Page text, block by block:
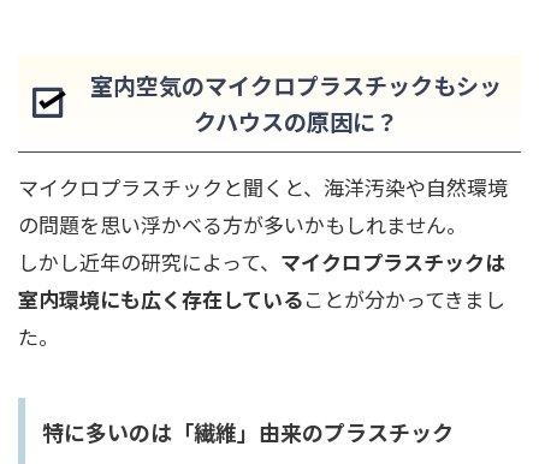
室内空気のマイクロプラスチックもシッ
クハウスの原因に？
マイクロプラスチックと聞くと、海洋汚染や自然環境
の問題を思い浮かべる方が多いかもしれません。
しかし近年の研究によって、 マイクロプラスチックは
室内環境にも広く存在していることが分かってきまし
た。
特に多いのは「繊維」由来のプラスチック